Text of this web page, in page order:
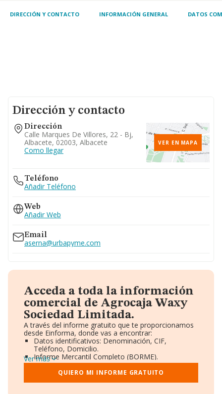
DIRECCIÓN Y CONTACTO INFORMACIÓN GENERAL DATOS
Dirección y contacto
Dirección
Calle Marques De Villores, 22 - Bj,
Albacete, 02003, Albacete
Como llegar
VER EN MAPA
Teléfono
Añadir Teléfono
Web
Añadir Web
Email
aserna@urbapyme.com
Acceda a toda la información
comercial de Agrocaja Waxy
Sociedad Limitada.
A través del informe gratuito que te proporcionamos
desde Einforma, donde vas a encontrar:
Datos identificativos: Denominación, CIF,
Teléfono, Domicilio.
Informe Mercantil Completo (BORME).
Gráficos de Evolución Ventas y Empleados.
Consejo de Administración y Administradores.
Directivos y Ejecutivos.
Ver más
QUIERO MI INFORME GRATUITO